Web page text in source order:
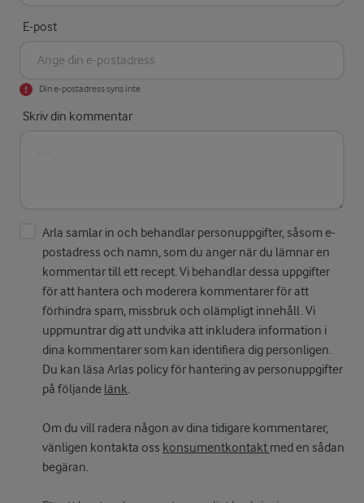
E-post
Din e-postadress syns inte
Skriv din kommentar
Arla samlar in och behandlar personuppgifter, såsom e-
postadress och namn, som du anger när du lämnar en
kommentar till ett recept. Vi behandlar dessa uppgifter
för att hantera och moderera kommentarer för att
förhindra spam, missbruk och olämpligt innehåll. Vi
uppmuntrar dig att undvika att inkludera information i
dina kommentarer som kan identifiera dig personligen.
Du kan läsa Arlas policy för hantering av personuppgifter
på följande länk.
Om du vill radera någon av dina tidigare kommentarer,
vänligen kontakta oss konsumentkontakt med en sådan
begäran.